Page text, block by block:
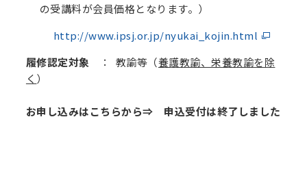
の受講料が会員価格となります。）
http://www.ipsj.or.jp/nyukai_kojin.html
履修認定対象 ： 教諭等（養護教諭、栄養教諭を除
く ）
お申し込みはこちらから⇒ 申込受付は終了しました